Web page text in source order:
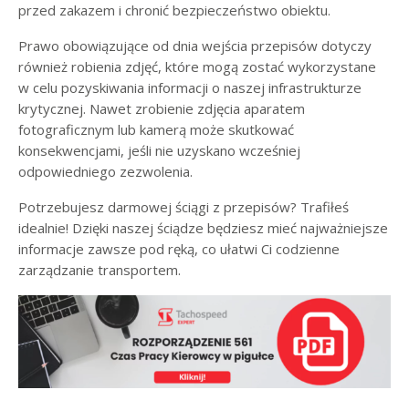
przed zakazem i chronić bezpieczeństwo obiektu.
Prawo obowiązujące od dnia wejścia przepisów dotyczy
również robienia zdjęć, które mogą zostać wykorzystane
w celu pozyskiwania informacji o naszej infrastrukturze
krytycznej. Nawet zrobienie zdjęcia aparatem
fotograficznym lub kamerą może skutkować
konsekwencjami, jeśli nie uzyskano wcześniej
odpowiedniego zezwolenia.
Potrzebujesz darmowej ściągi z przepisów? Trafiłeś
idealnie! Dzięki naszej ściądze będziesz mieć najważniejsze
informacje zawsze pod ręką, co ułatwi Ci codzienne
zarządzanie transportem.